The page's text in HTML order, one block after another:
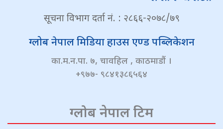
सूचना विभाग दर्ता नं. : २८६६-२०७८/७९
ग्लोब नेपाल मिडिया हाउस एण्ड पब्लिकेशन
का.म.न.पा. ७, चावहिल , काठमाडौं ।
+९७७- ९८४१३८६५६४
ग्लोब नेपाल टिम